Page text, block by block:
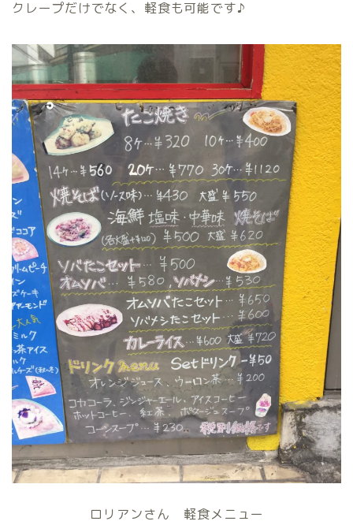
クレープだけでなく、軽食も可能です♪
ロリアンさん 軽食メニュー